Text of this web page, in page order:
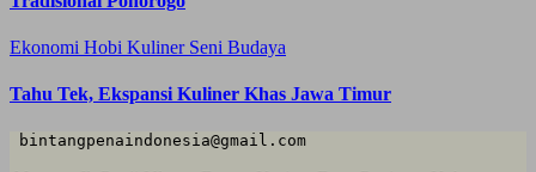
Ekonomi Hobi Kuliner Seni Budaya
Tahu Tek, Ekspansi Kuliner Khas Jawa Timur
bintangpenaindonesia@gmail.com